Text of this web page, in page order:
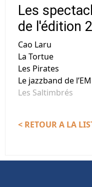
Les
de l'édition
Cao Laru
La Tortue
Les Pirates
Le jazzband de
Les Saltimbrés
< RETOUR A LA